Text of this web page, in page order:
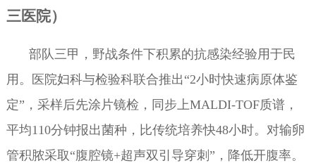
三医院）
部队三甲，野战条件下积累的抗感染经验用于民
用。医院妇科与检验科联合推出“2小时快速病原体鉴
定”，采样后先涂片镜检，同步上MALDI-TOF质谱，
平均110分钟报出菌种，比传统培养快48小时。对输卵
管积脓采取“腹腔镜+超声双引导穿刺”，降低开腹率。